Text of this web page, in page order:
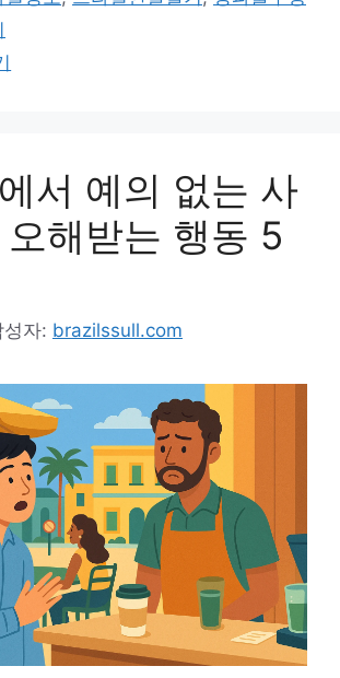
서 예의 없는 사
해받는 행동 5
성자: brazilssull.com